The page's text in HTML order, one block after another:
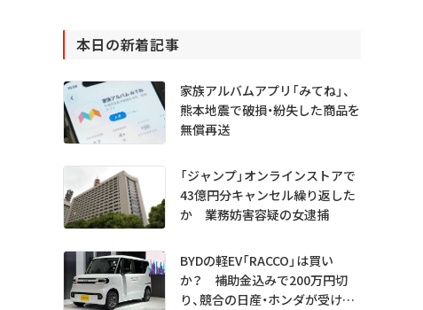
本日の新着記事
家族アルバムアプリ「みてね」、
熊本地震で破損・紛失した商品を
無償再送
「ジャンプ」オンラインストアで
43億円分キャンセル繰り返した
か 業務妨害容疑の女逮捕
BYDの軽EV「RACCO」は買い
か？ 補助金込みで200万円切
り、競合の日産・ホンダが受ける